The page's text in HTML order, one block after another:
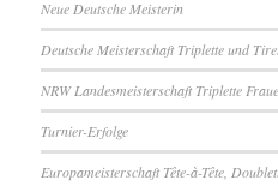
Neue Deutsche Meisterin
Deutsche Meisterschaft Triplette und
NRW Landesmeisterschaft Triplette
Turnier-Erfolge
Europameisterschaft Tête-à-Tête,